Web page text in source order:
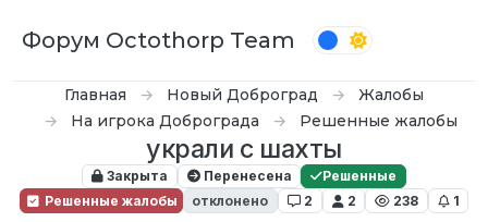
Форум Octothorp Team
Главная Новый Доброград
Жалобы
На игрока Доброграда
Решенные жалобы
украли с шахты
Закрыта Перенесена
Решенные
Решенные жалобы
отклонено 2 2 238 1